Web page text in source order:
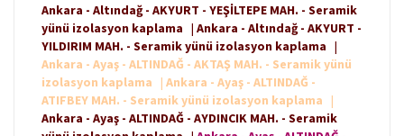
Ankara - Altındağ - AKYURT - YEŞİLTEPE MAH. - Seramik
yünü izolasyon kaplama | Ankara - Altındağ - AKYURT -
YILDIRIM MAH. - Seramik yünü izolasyon kaplama |
Ankara - Ayaş - ALTINDAĞ - AKTAŞ MAH. - Seramik yünü
izolasyon kaplama
| Ankara - Ayaş - ALTINDAĞ -
ATIFBEY MAH. - Seramik yünü izolasyon kaplama
|
Ankara - Ayaş - ALTINDAĞ - AYDINCIK MAH. - Seramik